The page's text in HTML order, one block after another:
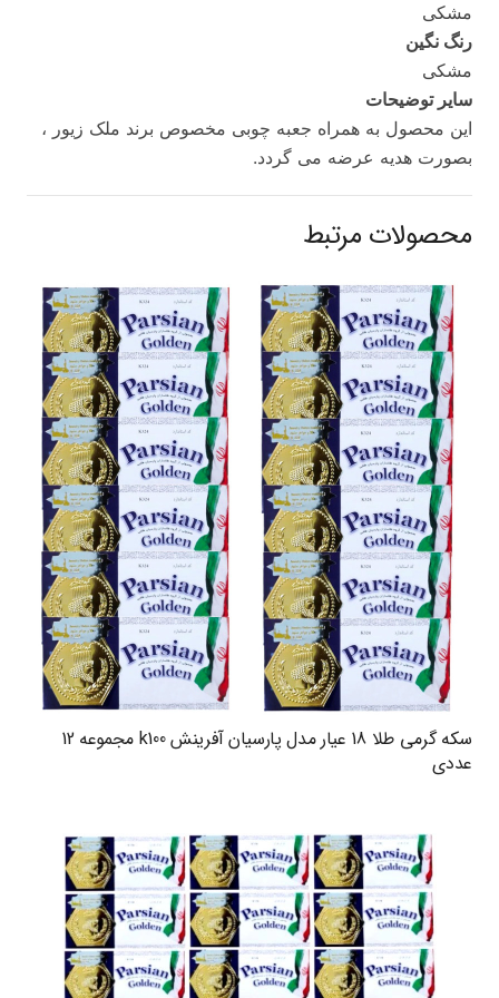
مشکی
رنگ نگین
مشکی
سایر توضیحات
این محصول به همراه جعبه چوبی مخصوص برند ملک زیور ،
بصورت هدیه عرضه می گردد.
محصولات مرتبط
سکه گرمی طلا 18 عیار مدل پارسیان آفرینش k100 مجموعه 12
عددی